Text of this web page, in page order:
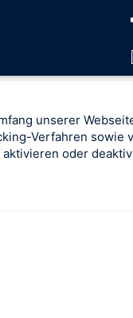
unserer
Verfahren sowie
oder